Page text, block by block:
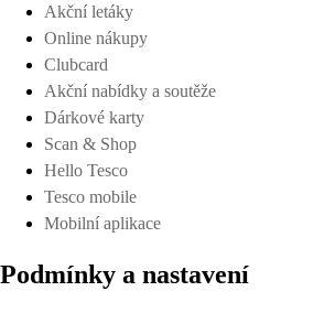
Akční letáky
Online nákupy
Clubcard
Akční nabídky a soutěže
Dárkové karty
Scan & Shop
Hello Tesco
Tesco mobile
Mobilní aplikace
Podmínky a nastavení